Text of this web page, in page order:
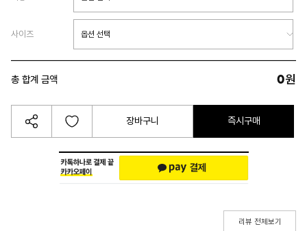
사이즈
총 합계 금액 0원
장바구니 즉시구매
리뷰 전체보기